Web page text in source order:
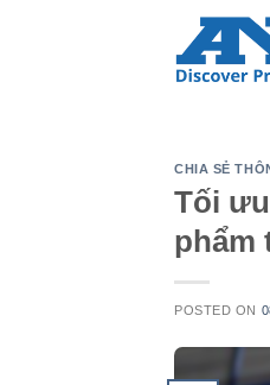
CHIA SẺ
Tối
phẩm
POSTED ON